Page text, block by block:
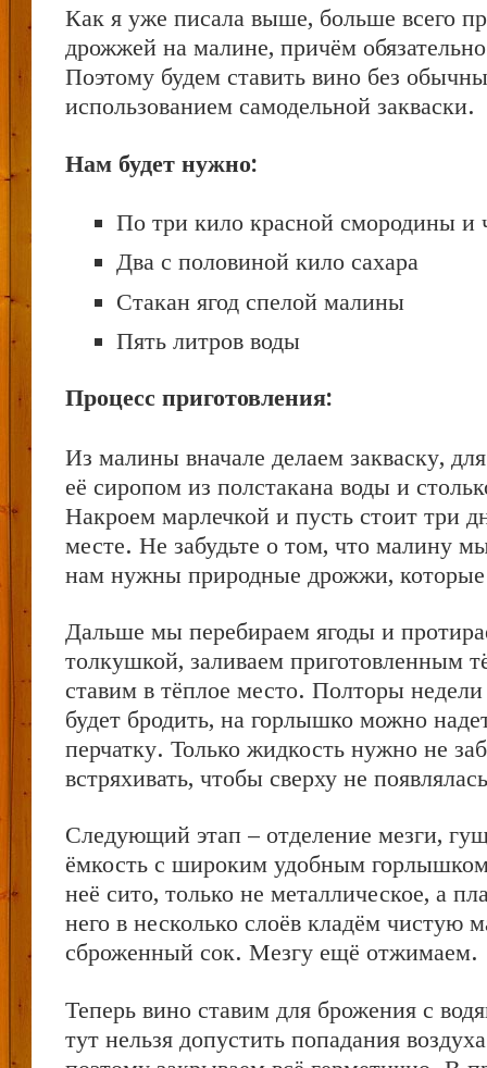
Как я уже писала выше, больше всего
дрожжей на малине, причём
Поэтому будем ставить вино без
использованием самодельной закваски.
Нам будет нужно:
По три кило красной смородины и
Два с половиной кило сахара
Стакан ягод спелой малины
Пять литров воды
Процесс приготовления:
Из малины вначале делаем закваску,
её сиропом из полстакана воды и
Накроем марлечкой и пусть стоит три
месте. Не забудьте о том, что малину
нам нужны природные дрожжи, которые
Дальше мы перебираем ягоды и
толкушкой, заливаем приготовленным
ставим в тёплое место. Полторы
будет бродить, на горлышко можно
перчатку. Только жидкость нужно не
встряхивать, чтобы сверху не
Следующий этап – отделение мезги,
ёмкость с широким удобным
неё сито, только не металлическое, а
него в несколько слоёв кладём чистую
сброженный сок. Мезгу ещё отжимаем.
Теперь вино ставим для брожения с
тут нельзя допустить попадания